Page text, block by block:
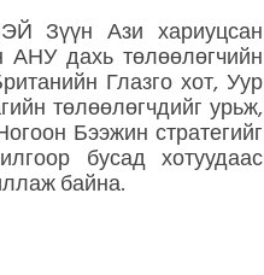
Зүүн Ази хариуцсан
дахь төлөөлөгчийн
Глазго хот, Уур
төлөөлөгчдийг урьж,
Бээжин стратегийг
бусад хотуудаас
байна.